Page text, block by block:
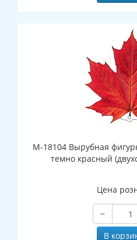
М-18104 Вырубная
темно красный
Цена
−
В